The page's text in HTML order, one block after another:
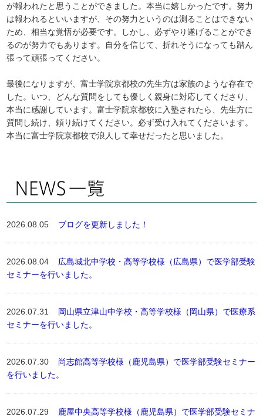
が報われたと思うことができました。本当に嬉しかったです。努力
は報われるといいますが、その努力というのは測ることはできない
ため、相当な覚悟が必要です。しかし、必ずやり遂げることができ
るのが努力でもあります。自分を信じて、折れそうになっても踏ん
張って頑張ってください。
最後になりますが、富士学院京都校の先生方は家族のような存在で
した。いつ、どんな質問をしても優しく親身に対応してくださり、
本当に感謝しています。富士学院京都校に入塾されたら、先生方に
質問し続け、頼り続けてください。必ず受け入れてくださいます。
本当に富士学院京都校で浪人して幸せだったと思いました。
2026.08.05 ブログを更新しました！
2026.08.04 広島城北中学校・高等学校様（広島県）で医学部受験
セミナーを行いました。
2026.07.31 岡山県立津山中学校・高等学校様（岡山県）で医療系
セミナーを行いました。
2026.07.30 尚志館高等学校様（鹿児島県）で医学部受験セミナー
を行いました。
2026.07.29
鹿屋中央高等学校様（鹿児島県）で医学部受験セミナ